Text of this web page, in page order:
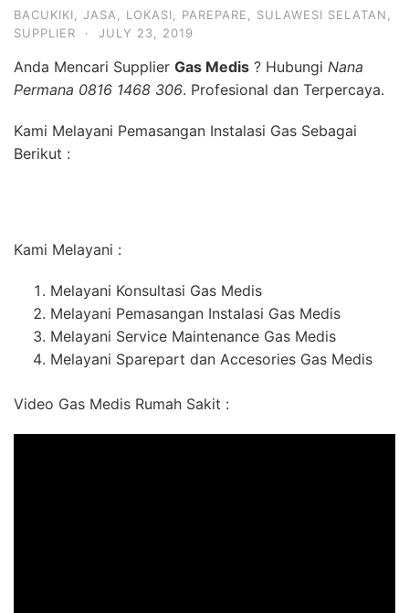
BACUKIKI JASA LOKASI PAREPARE SULAWESI SELATAN
SUPPLIER
· JULY 23, 2019
Anda Mencari Supplier Gas Medis ? Hubungi Nana
Permana 0816 1468 306. Profesional dan Terpercaya.
Kami Melayani Pemasangan Instalasi Gas Sebagai
Berikut :
Kami Melayani :
Melayani Konsultasi Gas Medis
Melayani Pemasangan Instalasi Gas Medis
Melayani Service Maintenance Gas Medis
Melayani Sparepart dan Accesories Gas Medis
Video Gas Medis Rumah Sakit :